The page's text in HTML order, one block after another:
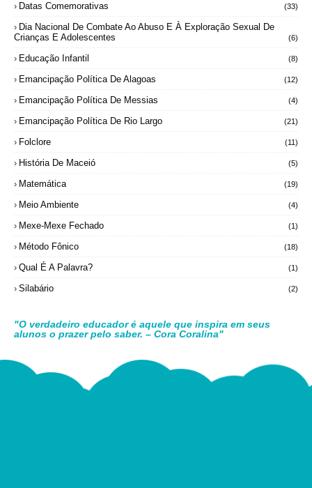
Datas Comemorativas (33)
Dia Nacional De Combate Ao Abuso E À Exploração Sexual De
Crianças E Adolescentes
(6)
Educação Infantil (8)
Emancipação Política De Alagoas (12)
Emancipação Política De Messias (4)
Emancipação Política De Rio Largo (21)
Folclore (11)
História De Maceió (5)
Matemática (19)
Meio Ambiente (4)
Mexe-Mexe Fechado (1)
Método Fônico (18)
Qual É A Palavra? (1)
Silabário (2)
"O verdadeiro educador é aquele que inspira em seus
alunos o prazer pelo saber. – Cora Coralina"